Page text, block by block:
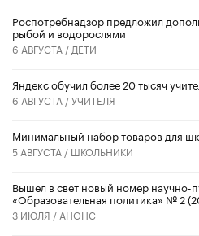
Роспотребнадзор предложил
рыбой и водорослями
6 АВГУСТА / ДЕТИ
​Яндекс обучил более 20 тысяч
6 АВГУСТА /УЧИТЕЛЯ
Минимальный набор товаров для
5 АВГУСТА / ШКОЛЬНИКИ
Вышел в свет новый номер научно-
«Образовательная политика» № 2
3 ИЮЛЯ / АНОНС